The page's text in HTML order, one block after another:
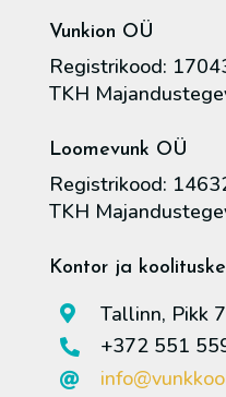
Vunkion OÜ
Registrikood:
TKH
Loomevunk OÜ
Registrikood:
TKH
Kontor ja
 Tallinn, Pikk
 +372 551
